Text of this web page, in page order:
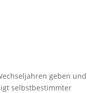
geben und
selbstbestimmter